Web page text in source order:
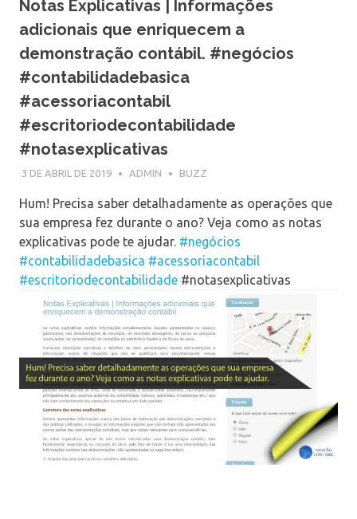
Notas Explicativas | Informações
adicionais que enriquecem a
demonstração contábil. #negócios
#contabilidadebasica
#acessoriacontabil
#escritoriodecontabilidade
#notasexplicativas
3 DE ABRIL DE 2019 ADMIN BUZZ
Hum! Precisa saber detalhadamente as operações que
sua empresa fez durante o ano? Veja como as notas
explicativas pode te ajudar. #negócios
#contabilidadebasica #acessoriacontabil
#escritoriodecontabilidade #notasexplicativas